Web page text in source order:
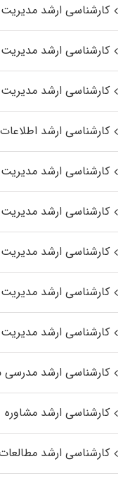
کارشناسی ارشد
کارشناسی ارشد مدیریت
کارشناسی ارشد
کارشناسی ارشد اطلاعات
کارشناسی ارشد مدیریت
کارشناسی ارشد مدیریت
کارشناسی ارشد
کارشناسی ارشد
کارشناسی ارشد
کارشناسی ارشد مدرسی
کارشناسی ارشد مشاوره
کارشناسی ارشد